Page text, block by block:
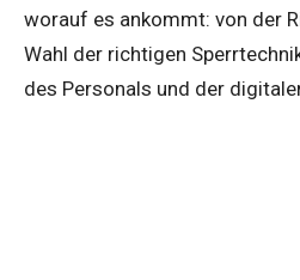
worauf es ankommt: von der
Wahl der richtigen
des Personals und der